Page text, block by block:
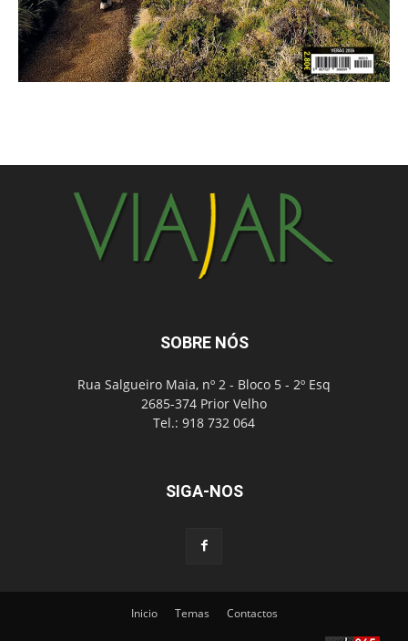
SOBRE NÓS
Rua Salgueiro Maia, nº 2 - Bloco 5 - 2º Esq
2685-374 Prior Velho
Tel.: 918 732 064
SIGA-NOS
Inicio Temas Contactos